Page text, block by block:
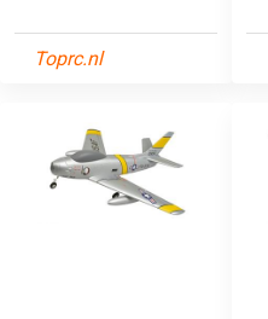
Toprc.nl